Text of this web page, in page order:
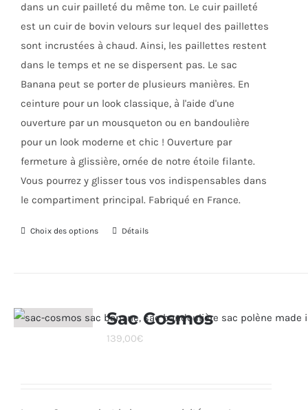
dans un cuir pailleté du même ton. Le cuir pailleté
est un cuir de bovin velours sur lequel des paillettes
sont incrustées à chaud. Ainsi, les paillettes restent
dans le temps et ne se dispersent pas. Le sac
Banana peut se porter de plusieurs manières. En
ceinture pour un look classique, à l'aide d'une
ouverture par un mousqueton ou en bandoulière
pour un look moderne et chic ! Ouverture par
fermeture à glissière, ornée de notre étoile filante.
Vous pourrez y glisser tous vos indispensables dans
le compartiment principal. Fabriqué en France.
Choix des options
Ce
variations.
Les
choisies
Détails
Sac Cosmos
139,00€